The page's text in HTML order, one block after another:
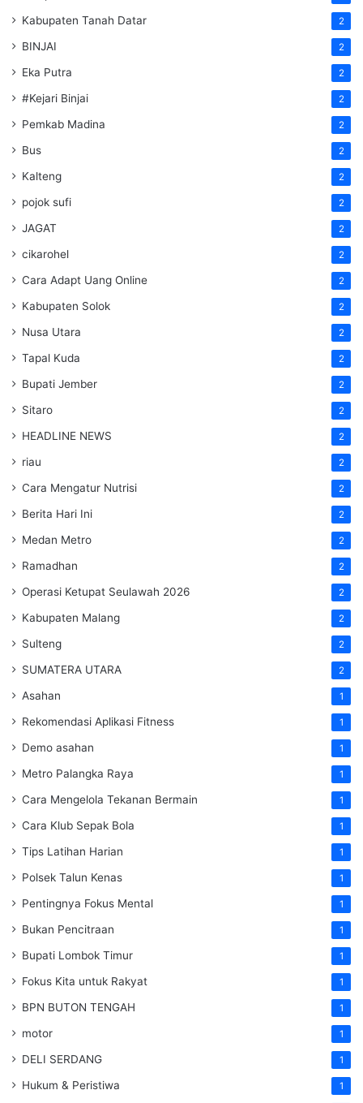
Kabupaten Tanah Datar 2
BINJAI 2
Eka Putra 2
#Kejari Binjai 2
Pemkab Madina 2
Bus 2
Kalteng 2
pojok sufi 2
JAGAT 2
cikarohel 2
Cara Adapt Uang Online 2
Kabupaten Solok 2
Nusa Utara 2
Tapal Kuda 2
Bupati Jember 2
Sitaro 2
HEADLINE NEWS 2
riau 2
Cara Mengatur Nutrisi 2
Berita Hari Ini 2
Medan Metro 2
Ramadhan 2
Operasi Ketupat Seulawah 2026 2
Kabupaten Malang 2
Sulteng 2
SUMATERA UTARA 2
Asahan 1
Rekomendasi Aplikasi Fitness 1
Demo asahan 1
Metro Palangka Raya 1
Cara Mengelola Tekanan Bermain 1
Cara Klub Sepak Bola 1
Tips Latihan Harian 1
Polsek Talun Kenas 1
Pentingnya Fokus Mental 1
Bukan Pencitraan 1
Bupati Lombok Timur 1
Fokus Kita untuk Rakyat 1
BPN BUTON TENGAH 1
motor 1
DELI SERDANG 1
Hukum & Peristiwa 1